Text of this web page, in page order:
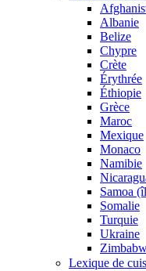
Albanie
Belize
Chypre
Crète
Érythrée
Éthiopie
Grèce
Maroc
Mexique
Monaco
Namibie
Samoa
Somalie
Turquie
Ukraine
Lexique de